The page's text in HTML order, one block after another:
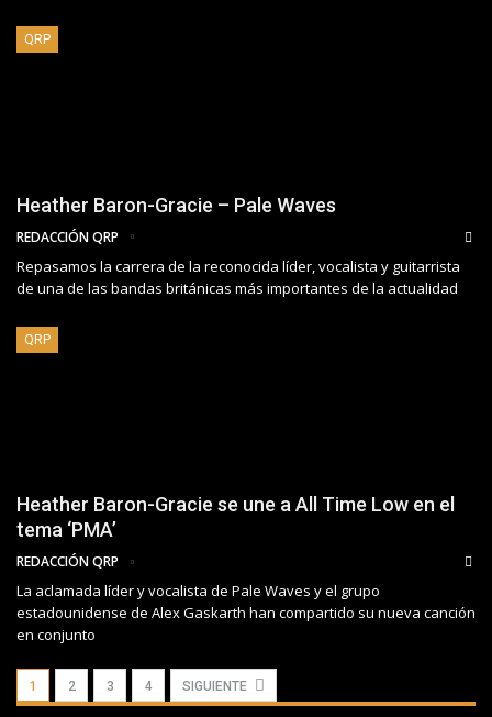
QRP
Heather Baron-Gracie – Pale Waves
REDACCIÓN QRP
Repasamos la carrera de la reconocida líder, vocalista y guitarrista
de una de las bandas británicas más importantes de la actualidad
QRP
Heather Baron-Gracie se une a All Time Low en el
tema ‘PMA’
REDACCIÓN QRP
La aclamada líder y vocalista de Pale Waves y el grupo
estadounidense de Alex Gaskarth han compartido su nueva canción
en conjunto
1 2 3 4 SIGUIENTE